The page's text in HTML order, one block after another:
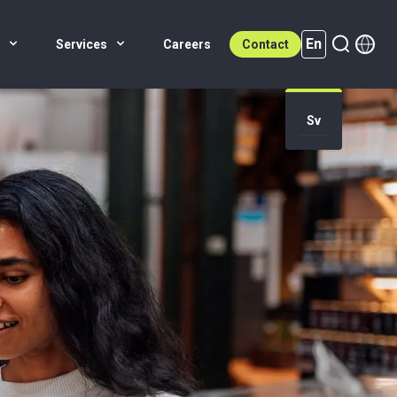
Services Careers Contact En
Sv
En (active)